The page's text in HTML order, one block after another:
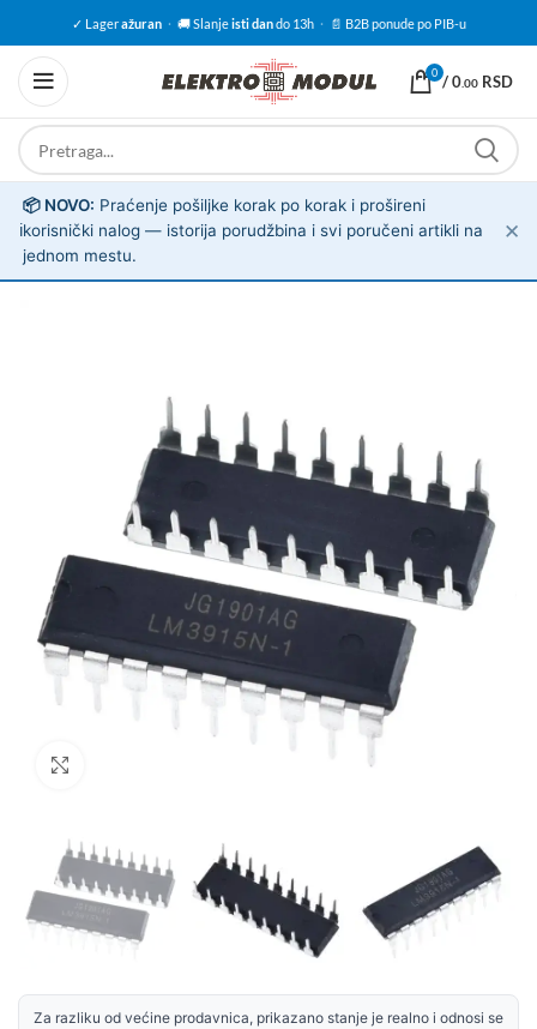
✓ Lageražuran · 🚚 Slanjeisti dando 13h · 📄 B2B ponude po PIB-u
0 /0.00 RSD
ℹ️
📦 NOVO: Praćenje pošiljke korak po korak i prošireni
korisnički nalog — istorija porudžbina i svi poručeni artikli na
jednom mestu.
✕
Za razliku od većine prodavnica, prikazano stanje je realno i odnosi se